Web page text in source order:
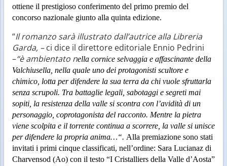
ottiene il prestigioso conferimento del primo premio del
concorso nazionale giunto alla quinta edizione.
“Il romanzo sarà illustrato dall’autrice alla Libreria
Garda, –ci dice il direttore editoriale Ennio Pedrini
–“è ambientato nella cornice selvaggia e affascinante della
Valchiusella, nella quale uno dei protagonisti scultore e
chimico, lotta per difendere la sua terra da chi vuole sfruttarla
senza scrupoli. Tra battaglie legali, sabotaggi e segreti mai
sopiti, la resistenza della valle si scontra con l’avidità di un
personaggio, coprotagonista del racconto. Mentre la pietra
viene scolpita e il torrente continua a scorrere, la valle si unisce
per difendere la propria anima…“. Alla premiazione sono stati
invitati i primi cinque classificati, nell’ordine: Sara Lucianaz di
Charvensod (Ao) con il testo “I Cristalliers della Valle d’Aosta”